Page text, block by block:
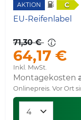
AKTION C
EU-Reifenlabel
71,30 €
64,17 €
Inkl. MwSt.
Montagekosten
Onlinepreis. Vor Ort